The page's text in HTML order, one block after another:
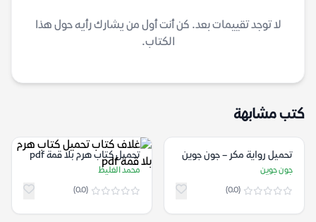
لا توجد تقييمات بعد. كن أنت أول من يشارك رأيه حول هذا
الكتاب.
كتب مشابهة
تحميل رواية مكر – جون جوين
جون جوين
(0.0)
تحميل كتاب هرم بلا قمة pdf
محمد الغليظ
(0.0)